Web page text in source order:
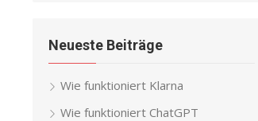
Neueste Beiträge
Wie funktioniert Klarna
Wie funktioniert ChatGPT